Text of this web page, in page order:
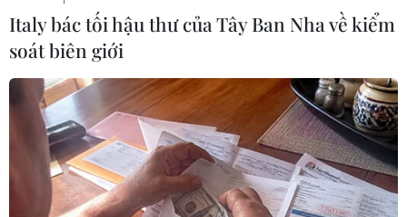
Thành tích của Nguyễn Thị Ánh Viên đã giúp
đoàn thể thao Việt Nam giành tổng cộng 73 huy
chương vàng, vượt xa chỉ tiêu 56-65 huy chương
vàng đã đoàn đã đề ra trước ngày lên đường
sang Singapore tranh tài.
Kết thúc SEA Games 28, đoàn thể thao Việt Nam
xếp thứ 3 toàn đoàn với 73 huy chương vàng, 53
huy chương bạc và 60 huy chương đồng./.
Italy bác tối hậu thư của Tây Ban Nha về kiểm
soát biên giới